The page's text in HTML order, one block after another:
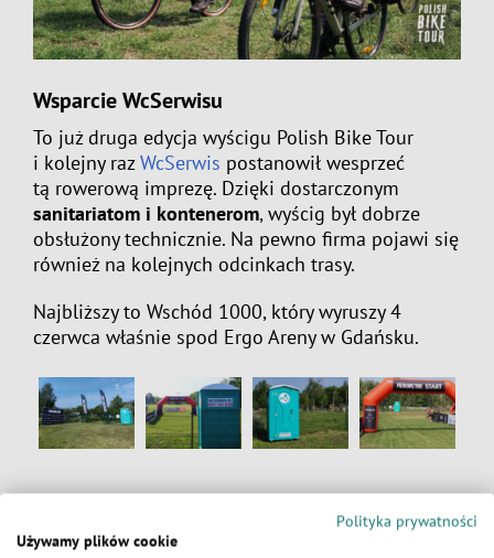
Wsparcie WcSerwisu
To już druga edycja wyścigu Polish Bike Tour
i kolejny razWcSerwis postanowił wesprzeć
tą rowerową imprezę. Dzięki dostarczonym
sanitariatom i kontenerom, wyścig był dobrze
obsłużony technicznie. Na pewno firma pojawi się
również na kolejnych odcinkach trasy.
Najbliższy to Wschód 1000, który wyruszy 4
czerwca właśnie spod Ergo Areny w Gdańsku.
AKTUALNOŚCIPolityka prywatności
Używamy plików cookie